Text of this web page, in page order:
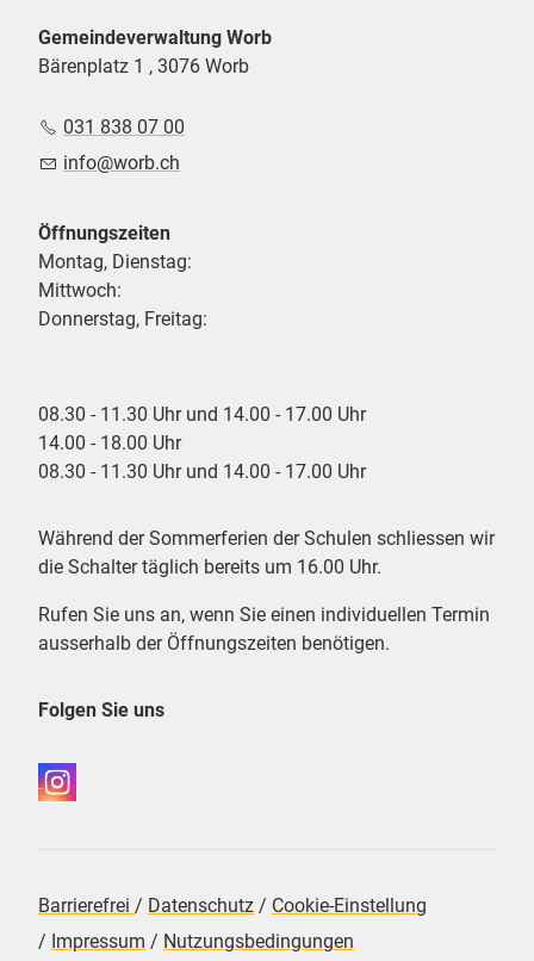
Gemeindeverwaltung Worb
Bärenplatz 1 , 3076 Worb
031 838 07 00
nf
w rb ch
Öffnungszeiten
Montag, Dienstag:
Mittwoch:
Donnerstag, Freitag:
08.30 - 11.30 Uhr und 14.00 - 17.00 Uhr
14.00 - 18.00 Uhr
08.30 - 11.30 Uhr und 14.00 - 17.00 Uhr
Während der Sommerferien der Schulen schliessen wir
die Schalter täglich bereits um 16.00 Uhr.
Rufen Sie uns an, wenn Sie einen individuellen Termin
ausserhalb der Öffnungszeiten benötigen.
Folgen Sie uns
Barrierefrei / Datenschutz / Cookie-Einstellung
/ Impressum / Nutzungsbedingungen